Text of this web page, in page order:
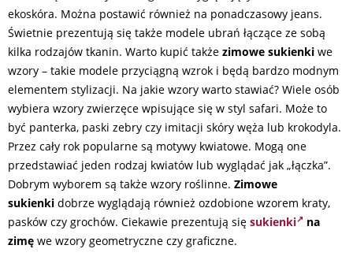
ekoskóra. Można postawić również na ponadczasowy jeans.
Świetnie prezentują się także modele ubrań łączące ze sobą
kilka rodzajów tkanin. Warto kupić także zimowe sukienki we
wzory – takie modele przyciągną wzrok i będą bardzo modnym
elementem stylizacji. Na jakie wzory warto stawiać? Wiele osób
wybiera wzory zwierzęce wpisujące się w styl safari. Może to
być panterka, paski zebry czy imitacji skóry węża lub krokodyla.
Przez cały rok popularne są motywy kwiatowe. Mogą one
przedstawiać jeden rodzaj kwiatów lub wyglądać jak „łączka”.
Dobrym wyborem są także wzory roślinne. Zimowe
sukienki dobrze wyglądają również ozdobione wzorem kraty,
pasków czy grochów. Ciekawie prezentują się sukienki
na
zimę we wzory geometryczne czy graficzne.